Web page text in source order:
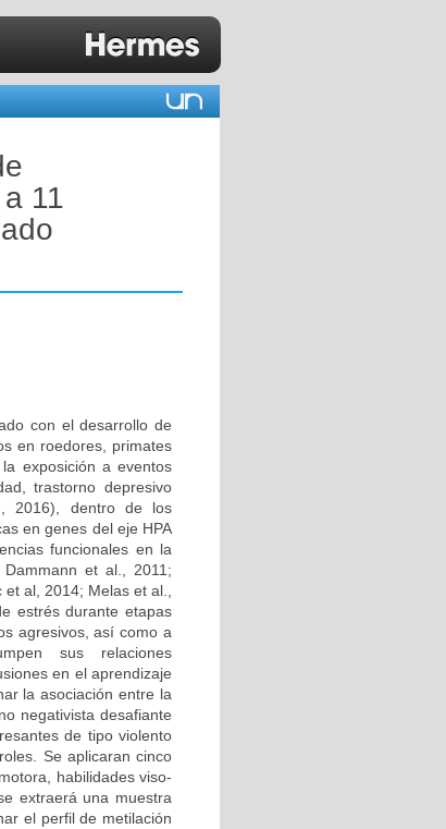
11
con el desarrollo de
en roedores, primates
exposición a eventos
trastorno depresivo
2016), dentro de los
en genes del eje HPA
funcionales en la
et al., 2011;
al, 2014; Melas et al.,
estrés durante etapas
agresivos, así como a
sus relaciones
en el aprendizaje
la asociación entre la
negativista desafiante
de tipo violento
Se aplicaran cinco
habilidades viso-
extraerá una muestra
el perfil de metilación